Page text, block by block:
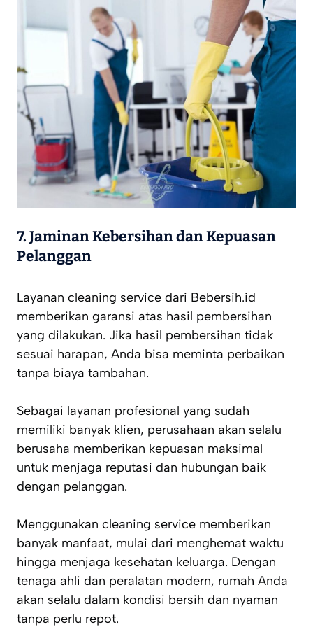
7. Jaminan Kebersihan dan Kepuasan
Pelanggan
Layanan cleaning service dari Bebersih.id
memberikan garansi atas hasil pembersihan
yang dilakukan. Jika hasil pembersihan tidak
sesuai harapan, Anda bisa meminta perbaikan
tanpa biaya tambahan.
Sebagai layanan profesional yang sudah
memiliki banyak klien, perusahaan akan selalu
berusaha memberikan kepuasan maksimal
untuk menjaga reputasi dan hubungan baik
dengan pelanggan.
Menggunakan cleaning service memberikan
banyak manfaat, mulai dari menghemat waktu
hingga menjaga kesehatan keluarga. Dengan
tenaga ahli dan peralatan modern, rumah Anda
akan selalu dalam kondisi bersih dan nyaman
tanpa perlu repot.